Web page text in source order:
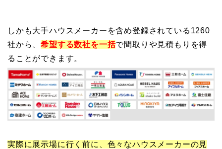
しかも大手ハウスメーカーを含め登録されている1260
社から、希望する数社を一括で間取りや見積もりを得
ることができます。
実際に展示場に行く前に、色々なハウスメーカーの見